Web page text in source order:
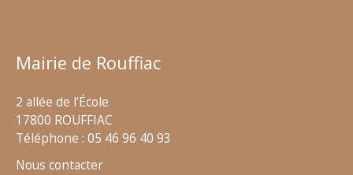
Mairie de Rouffiac
2 allée de l’École
17800 ROUFFIAC
Téléphone : 05 46 96 40 93
Nous contacter